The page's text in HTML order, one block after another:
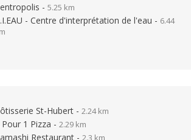
- 5.25 km
- Centre d'interprétation de l'eau - 6.44
St-Hubert - 2.24 km
Pour 1 Pizza - 2.29 km
Restaurant - 2.3 km